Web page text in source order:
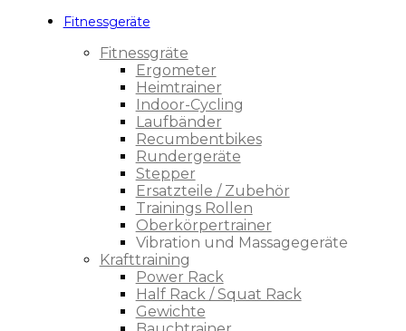
Fitnessgeräte
Fitnessgräte
Ergometer
Heimtrainer
Indoor-Cycling
Laufbänder
Recumbentbikes
Rundergeräte
Stepper
Ersatzteile / Zubehör
Trainings Rollen
Oberkörpertrainer
Vibration und Massagegeräte
Krafttraining
Power Rack
Half Rack / Squat Rack
Gewichte